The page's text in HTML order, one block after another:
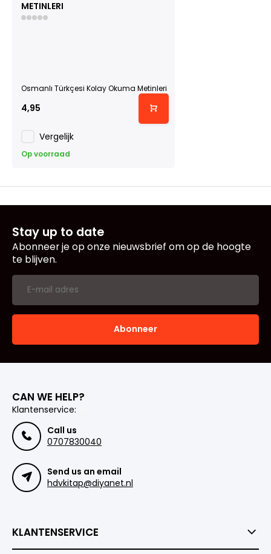
METINLERI
Osmanlı Türkçesi Kolay Okuma Metinleri
4,95
Vergelijk
Op voorraad
Stay up to date
Abonneer je op onze nieuwsbrief om op de hoogte
te blijven.
Abonneer
CAN WE HELP?
Klantenservice:
Call us
0707830040
Send us an email
hdvkitap@diyanet.nl
KLANTENSERVICE